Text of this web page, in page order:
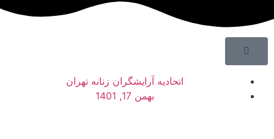
اتحادیه آرایشگران زنانه تهران
بهمن 17, 1401